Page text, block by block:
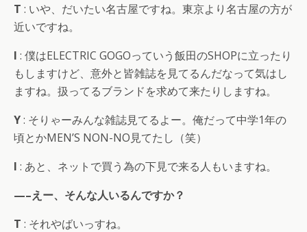
T : いや、だいたい名古屋ですね。東京より名古屋の方が
近いですね。
I : 僕はELECTRIC GOGOっていう飯田のSHOPに立ったり
もしますけど、意外と皆雑誌を見てるんだなって気はし
ますね。扱ってるブランドを求めて来たりしますね。
Y: そりゃーみんな雑誌見てるよー。俺だって中学1年の
頃とかMEN’S NON-NO見てたし（笑）
I : あと、ネットで買う為の下見で来る人もいますね。
—–えー、そんな人いるんですか？
T : それやばいっすね。